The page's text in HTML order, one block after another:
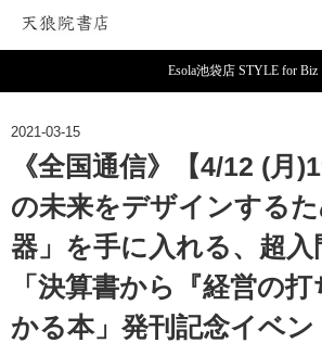
Esola池袋店 STYLE for Biz
2021-03-15
《全国通信》【4/12 (月
の未来をデザインする
器」を手に入れる、超入
「決算書から『経営の
かる本」発刊記念イベン